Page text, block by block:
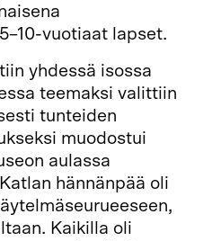
vuotiaat lapset.
yhdessä isossa
teemaksi valittiin
tunteiden
muodostui
aulassa
hännänpää oli
Kaikilla oli